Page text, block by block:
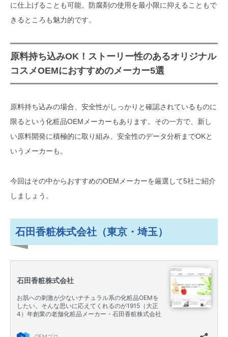
に仕上げることも可能。防腐剤の使用を最小限に抑えることもで
きるところも魅力的です。
原料持ち込みOK！ストーリー性のあるオリジナル
コスメOEMにおすすめのメーカー5選
原料持ち込みの場合、安全性がしっかりと確認されているものに
限るという化粧品OEMメーカーもあります。その一方で、新し
い原料開発に積極的に取り組み、安全性のデータ分析までOKと
いうメーカーも。
今回はその中からおすすめのOEMメーカーを厳選して5社ご紹介
しましょう。
石田香粧株式会社（東京・埼玉）